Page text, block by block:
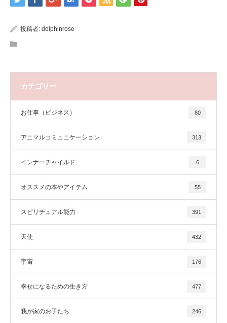
投稿者: dolphinrose
カテゴリー
お仕事（ビジネス） 80
アニマルコミュニケーション 313
インナーチャイルド 6
オススメの本やアイテム 55
スピリチュアル能力 391
天使 432
宇宙 176
幸せになるための生き方 477
我が家のお子たち 246